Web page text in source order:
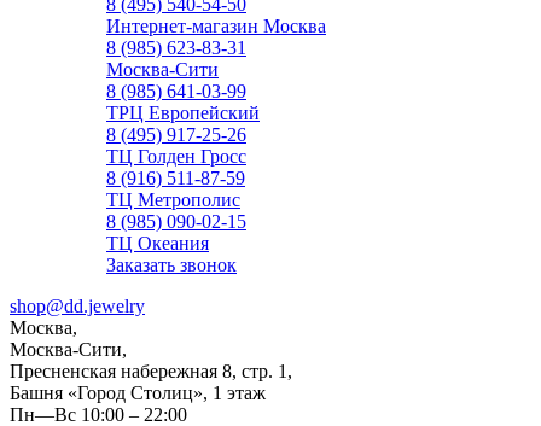
8 (495) 540-54-50
Интернет-магазин Москва
8 (985) 623-83-31
Москва-Сити
8 (985) 641-03-99
ТРЦ Европейский
8 (495) 917-25-26
ТЦ Голден Гросс
8 (916) 511-87-59
ТЦ Метрополис
8 (985) 090-02-15
ТЦ Океания
Заказать звонок
shop@dd.jewelry
Москва,
Москва-Сити,
Пресненская набережная 8, стр. 1,
Башня «Город Столиц», 1 этаж
Пн—Вс 10:00 – 22:00